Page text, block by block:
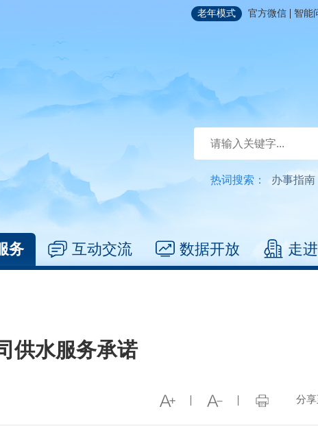
老年模式 官方微信 | 智能
热词搜索： 办事指南
务 互动交流 数据开放 走
供水服务承诺
分享